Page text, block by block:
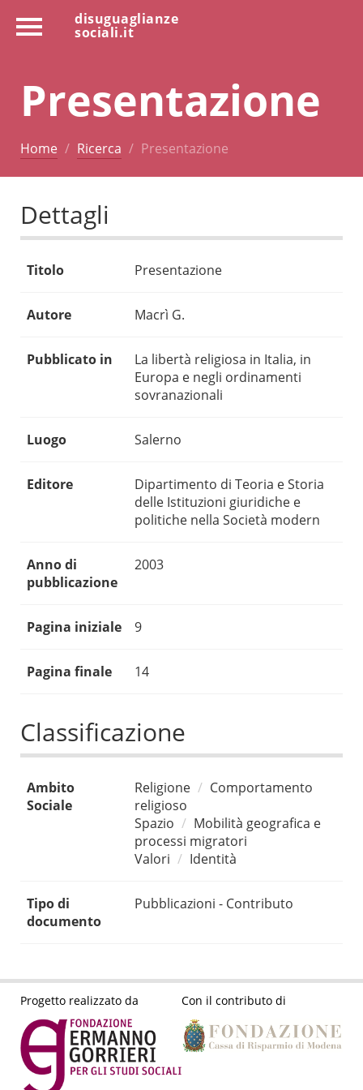
disuguaglianze
sociali.it
Presentazione
Home Ricerca Presentazione
Dettagli
Titolo Presentazione
Autore Macrì G.
Pubblicato in
La libertà religiosa in Italia, in
Europa e negli ordinamenti
sovranazionali
Luogo Salerno
Editore
Dipartimento di Teoria e Storia
delle Istituzioni giuridiche e
politiche nella Società modern
Anno di
pubblicazione
2003
Pagina iniziale 9
Pagina finale 14
Classificazione
Ambito
Sociale
Religione
Comportamento
religioso
Spazio
Mobilità geografica e
processi migratori
Valori
Identità
Tipo di
documento
Pubblicazioni - Contributo
Progetto realizzato da Con il contributo di